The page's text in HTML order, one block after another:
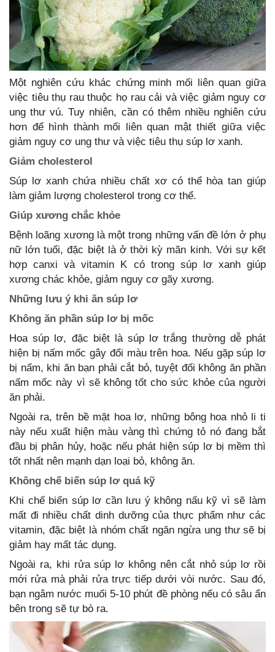
Một nghiên cứu khác chứng minh mối liên quan giữa
việc tiêu thụ rau thuộc họ rau cải và việc giảm nguy cơ
ung thư vú. Tuy nhiên, cần có thêm nhiều nghiên cứu
hơn để hình thành mối liên quan mật thiết giữa việc
giảm nguy cơ ung thư và việc tiêu thụ súp lơ xanh.
Giảm cholesterol
Súp lơ xanh chứa nhiều chất xơ có thể hòa tan giúp
làm giảm lượng cholesterol trong cơ thể.
Giúp xương chắc khỏe
Bệnh loãng xương là một trong những vấn đề lớn ở phụ
nữ lớn tuổi, đặc biệt là ở thời kỳ mãn kinh. Với sự kết
hợp canxi và vitamin K có trong súp lơ xanh giúp
xương chác khỏe, giảm nguy cơ gãy xương.
Những lưu ý khi ăn súp lơ
Không ăn phần súp lơ bị mốc
Hoa súp lơ, đặc biệt là súp lơ trắng thường dễ phát
hiện bị nấm mốc gây đổi màu trên hoa. Nếu gặp súp lơ
bị nấm, khi ăn bạn phải cắt bỏ, tuyệt đối không ăn phần
nấm mốc này vì sẽ không tốt cho sức khỏe của người
ăn phải.
Ngoài ra, trên bề mặt hoa lơ, những bông hoa nhỏ li ti
này nếu xuất hiện màu vàng thì chứng tỏ nó đang bắt
đầu bị phân hủy, hoặc nếu phát hiện súp lơ bị mềm thì
tốt nhất nên mạnh dạn loại bỏ, không ăn.
Không chế biến súp lơ quá kỹ
Khi chế biến súp lơ cần lưu ý không nấu kỹ vì sẽ làm
mất đi nhiều chất dinh dưỡng của thực phẩm như các
vitamin, đặc biệt là nhóm chất ngăn ngừa ung thư sẽ bị
giảm hay mất tác dụng.
Ngoài ra, khi rửa súp lơ không nên cắt nhỏ súp lơ rồi
mới rửa mà phải rửa trực tiếp dưới vòi nước. Sau đó,
bạn ngâm nước muối 5-10 phút đề phòng nếu có sâu ẩn
bên trong sẽ tự bò ra.